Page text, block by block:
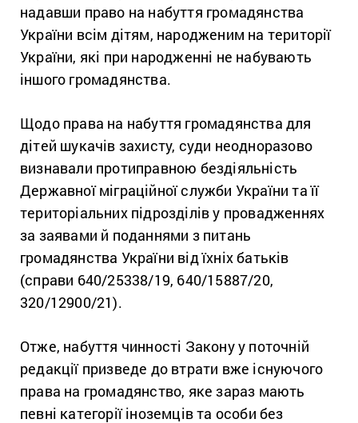
надавши право на набуття громадянства
України всім дітям, народженим на території
України, які при народженні не набувають
іншого громадянства.
Щодо права на набуття громадянства для
дітей шукачів захисту, суди неодноразово
визнавали протиправною бездіяльність
Державної міграційної служби України та її
територіальних підрозділів у провадженнях
за заявами й поданнями з питань
громадянства України від їхніх батьків
(справи 640/25338/19, 640/15887/20,
320/12900/21).
Отже, набуття чинності Закону у поточній
редакції призведе до втрати вже існуючого
права на громадянство, яке зараз мають
певні категорії іноземців та особи без